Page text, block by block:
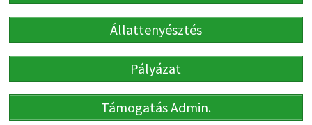
Állattenyésztés
Pályázat
Támogatás Admin.